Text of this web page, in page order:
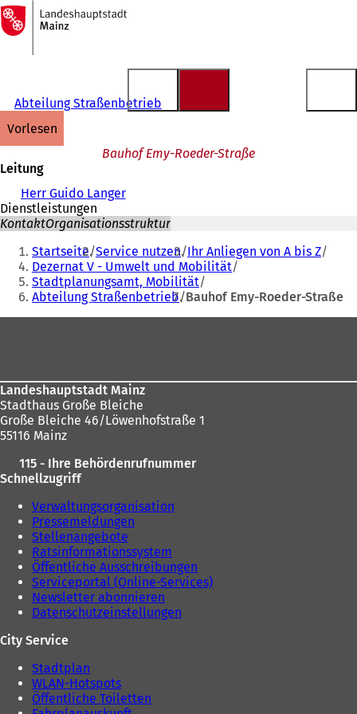
Inhalt anspringen
Zur
Startseite
Abteilung Straßenbetrieb
vorlesen
Bauhof Emy-Roeder-Straße
Leitung
Herr Guido Langer
Dienstleistungen
KontaktOrganisationsstruktur
Sie
befinden
sich
hier:
Startseite Service nutzen Ihr Anliegen von A bis Z
Dezernat V - Umwelt und Mobilität
Stadtplanungsamt, Mobilität
Abteilung Straßenbetrieb Bauhof Emy-Roeder-Straße
Landeshauptstadt Mainz
Stadthaus Große Bleiche
Große Bleiche 46/Löwenhofstraße 1
55116 Mainz
115 - Ihre Behördenrufnummer
Schnellzugriff
Verwaltungsorganisation
Pressemeldungen
Stellenangebote
Ratsinformationssystem
Öffentliche Ausschreibungen
Serviceportal (Online-Services)
Newsletter abonnieren
Datenschutzeinstellungen
City Service
Stadtplan
WLAN-Hotspots
Öffentliche Toiletten